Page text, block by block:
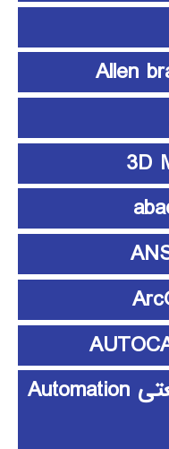
آموزش اتوماسیون صنعتی Automation